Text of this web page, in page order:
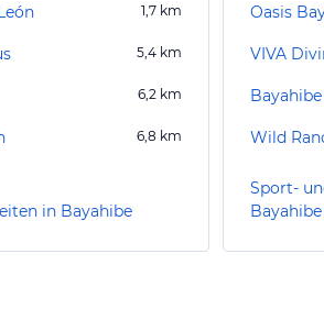
1,7 km
5,4 km
6,2 km
6,8 km
in Bayahibe
VIVA
Bayahibe
Wild
Sport-
Bayahibe